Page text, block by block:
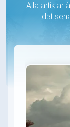
Alla artiklar
det